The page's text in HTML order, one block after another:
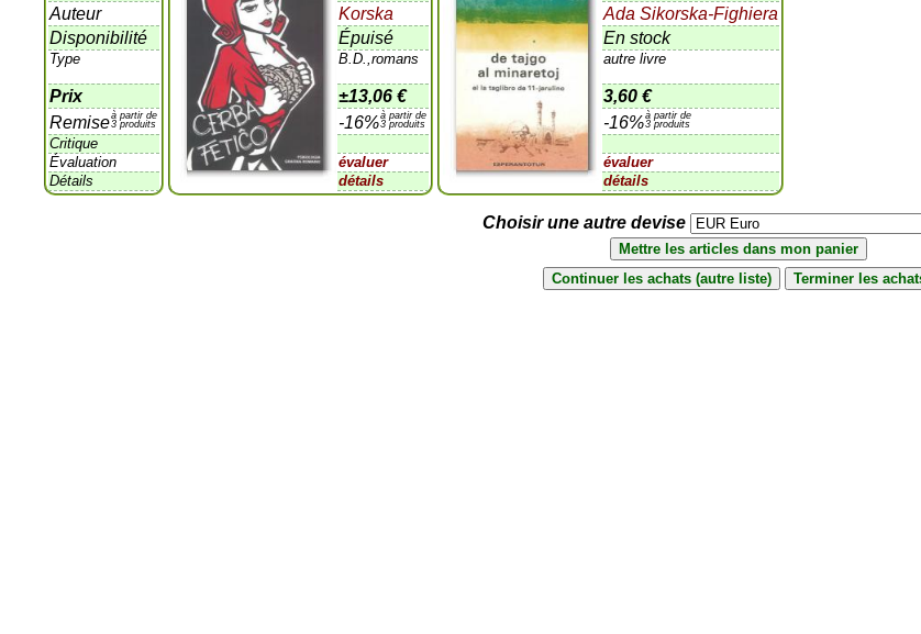
Auteur
Disponibilité
Type
Prix
Remiseà partir de
3 produits
Critique
Évaluation
Détails
Korska
Épuisé
B.D.,romans
±13,06 €
-16%à partir de
3 produits
évaluer
détails
Ada Sikorska-Fighiera
En stock
autre livre
3,60 €
-16%à partir de
3 produits
évaluer
détails
Choisir une autre devise